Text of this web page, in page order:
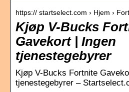
https:// startselect.com › Hjem ›
Kjøp V-Bucks
Gavekort | Ingen
tjenestegebyrer
Kjøp V-Bucks Fortnite
tjenestegebyrer –